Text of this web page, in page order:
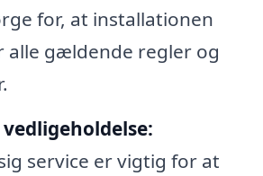
for, at installationen
alle gældende regler og
vedligeholdelse:
service er vigtig for at